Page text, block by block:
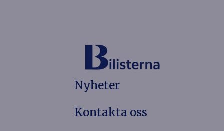
Nyheter
Kontakta oss